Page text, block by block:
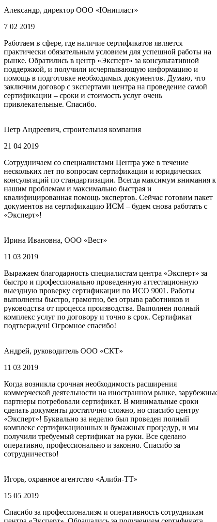
Александр, директор ООО «Юнипласт»
7 02 2019
Работаем в сфере, где наличие сертификатов является
практически обязательным условием для успешной работы на
рынке. Обратились в центр «Эксперт» за консультативной
поддержкой, и получили исчерпывающую информацию и
помощь в подготовке необходимых документов. Думаю, что
заключим договор с экспертами центра на проведение самой
сертификации – сроки и стоимость услуг очень
привлекательные. Спасибо.
Петр Андреевич, строительная компания
21 04 2019
Сотрудничаем со специалистами Центра уже в течение
нескольких лет по вопросам сертификации и юридических
консультаций по стандартизации. Всегда максимум внимания к
нашим проблемам и максимально быстрая и
квалифицированная помощь экспертов. Сейчас готовим пакет
документов на сертификацию ИСМ – будем снова работать с
«Эксперт»!
Ирина Ивановна, ООО «Вест»
11 03 2019
Выражаем благодарность специалистам центра «Эксперт» за
быстро и профессионально проведенную аттестационную
выездную проверку сертификации по ИСО 9001. Работы
выполнены быстро, грамотно, без отрыва работников и
руководства от процесса производства. Выполнен полный
комплекс услуг по договору и точно в срок. Сертификат
подтвержден! Огромное спасибо!
Андрей, руководитель ООО «СКТ»
11 03 2019
Когда возникла срочная необходимость расширения
коммерческой деятельности на иностранном рынке,
партнеры потребовали сертификат. В минимальные сроки
сделать документы достаточно сложно, но спасибо центру
«Эксперт»! Буквально за неделю был проведен полный
комплекс сертификационных и бумажных процедур, и мы
получили требуемый сертификат на руки. Все сделано
оперативно, профессионально и законно. Спасибо за
сотрудничество!
Игорь, охранное агентство «Алиби-ТТ»
15 05 2019
Спасибо за профессионализм и оперативность сотрудникам